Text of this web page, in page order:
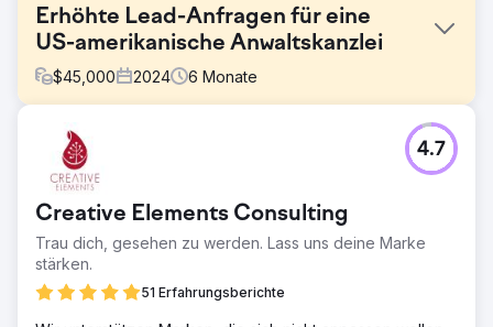
Erhöhte Lead-Anfragen für eine
US-amerikanische Anwaltskanzlei
$45,000 2024 6 Monate
Herausforderung
Die Website hatte kein Ranking und führte auch nicht zur
Konvertierung von Leads.
Lösung
Landingpage neu gestaltet und weitere Serviceseiten
erstellt. PPC- und SEO-Kampagne gestartet. SEO hilft bei
der langfristigen Strategie, PPC eignet sich hervorragend
für eine schnellere Lead-Generierung.
Creative Elements Consulting
Trau dich, gesehen zu werden. Lass uns deine Marke
stärken.
51 Erfahrungsberichte
4.7